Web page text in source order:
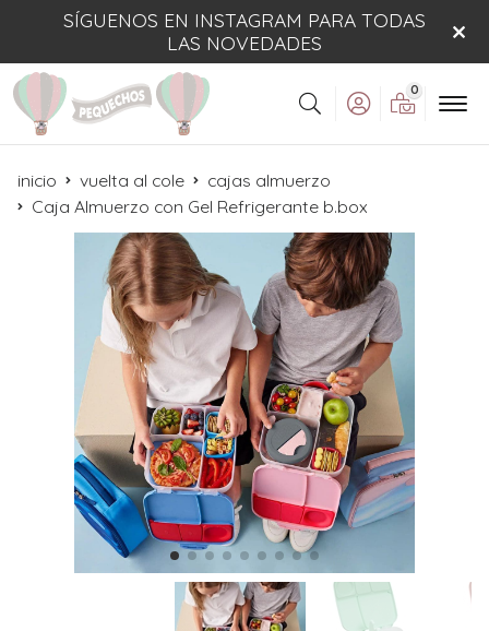
SÍGUENOS EN INSTAGRAM PARA TODAS
LAS NOVEDADES
Buscar
0
inicio vuelta al cole
cajas almuerzo
Caja Almuerzo con Gel Refrigerante b.box